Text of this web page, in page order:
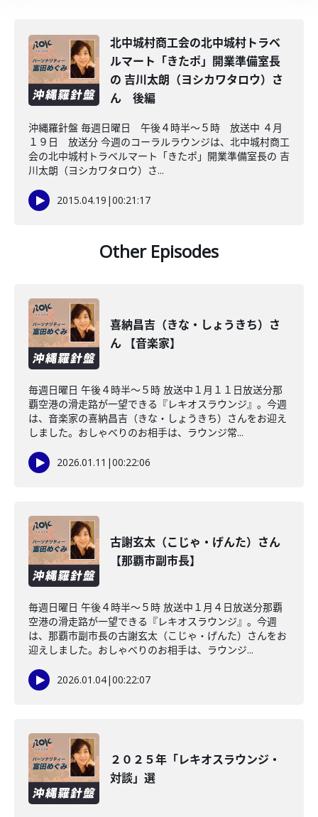
北中城村商工会の北中城村トラベ
ルマート「きたポ」開業準備室長
の 吉川太朗（ヨシカワタロウ）さ
ん 後編
沖縄羅針盤 毎週日曜日 午後４時半～５時 放送中 ４月
１９日 放送分 今週のコーラルラウンジは、北中城村商工
会の北中城村トラベルマート「きたポ」開業準備室長の 吉
川太朗（ヨシカワタロウ）さ...
2015.04.19 |00:21:17
Other Episodes
喜納昌吉（きな・しょうきち）さ
ん 【音楽家】
毎週日曜日 午後４時半～５時 放送中１月１１日放送分那
覇空港の滑走路が一望できる『レキオスラウンジ』。今週
は、音楽家の喜納昌吉（きな・しょうきち）さんをお迎え
しました。おしゃべりのお相手は、ラウンジ常...
2026.01.11 |00:22:06
古謝玄太（こじゃ・げんた）さん
【那覇市副市長】
毎週日曜日 午後４時半～５時 放送中１月４日放送分那覇
空港の滑走路が一望できる『レキオスラウンジ』。今週
は、那覇市副市長の古謝玄太（こじゃ・げんた）さんをお
迎えしました。おしゃべりのお相手は、ラウンジ...
2026.01.04|00:22:07
２０２５年「レキオスラウンジ・
対談」選